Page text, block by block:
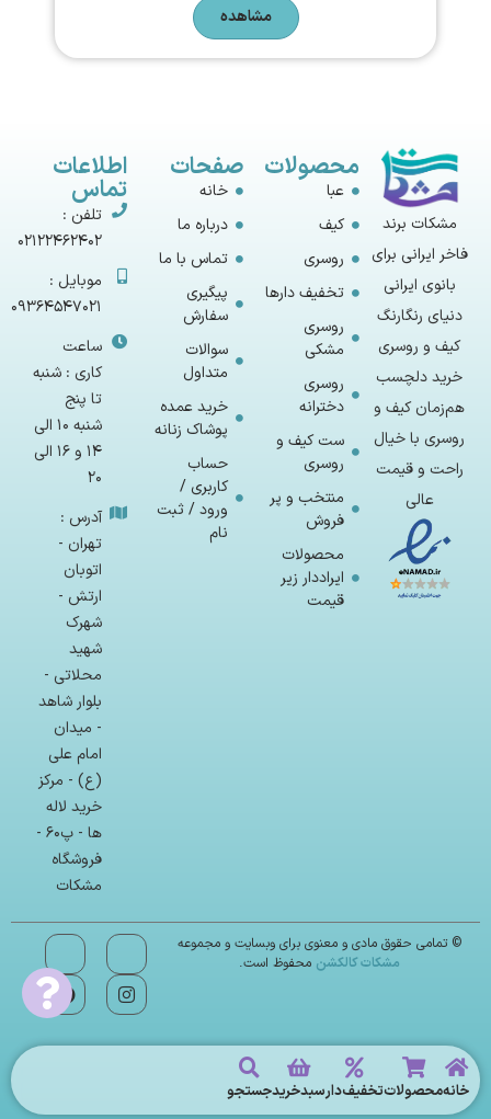
مشاهده
مشکات برند
فاخر ایرانی برای
بانوی ایرانی
دنیای رنگارنگ
کیف و روسری
خرید دلچسب
هم‌زمان کیف و
روسری با خیال
راحت و قیمت
عالی
محصولات
عبا
کیف
روسری
تخفیف دارها
روسری
مشکی
روسری
دخترانه
ست کیف و
روسری
منتخب و پر
فروش
محصولات
ایراددار زیر
قیمت
صفحات
خانه
درباره ما
تماس با ما
پیگیری
سفارش
سوالات
متداول
خرید عمده
پوشاک زنانه
حساب
کاربری /
ورود / ثبت
نام
اطلاعات
تماس
تلفن :
02122462402
موبایل :
09364547021
ساعت
کاری : شنبه
تا پنج
شنبه 10 الی
14 و 16 الی
20
آدرس :
تهران -
اتوبان
ارتش -
شهرک
شهید
محلاتی -
بلوار شاهد
- میدان
امام علی
(ع) - مرکز
خرید لاله
ها - پ۶۰ -
فروشگاه
مشکات
© تمامی حقوق مادی و معنوی برای وبسایت و مجموعه
مشکات کالکشن محفوظ است.
خانهمحصولاتتخفیف‌دارسبد‌خریدجستجو